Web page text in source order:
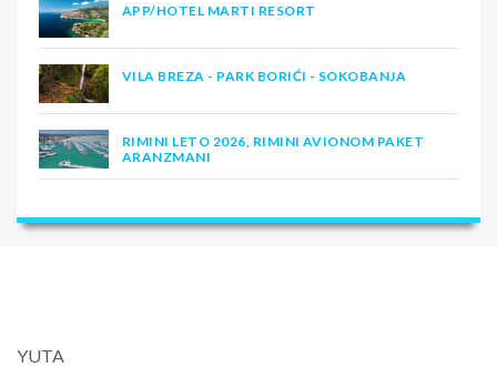
APP/HOTEL MARTI RESORT
VILA BREZA - PARK BORIĆI - SOKOBANJA
RIMINI LETO 2026, RIMINI AVIONOM PAKET
ARANZMANI
YUTA